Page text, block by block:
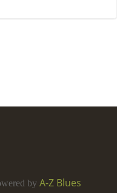
by A-Z Blues